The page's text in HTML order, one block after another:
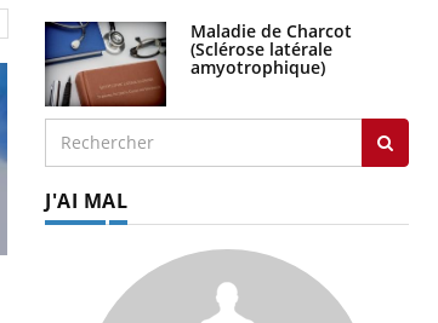
La sieste empêche-t-elle de dormir
Maladie de Charcot
(Sclérose latérale
amyotrophique)
J'AI MAL